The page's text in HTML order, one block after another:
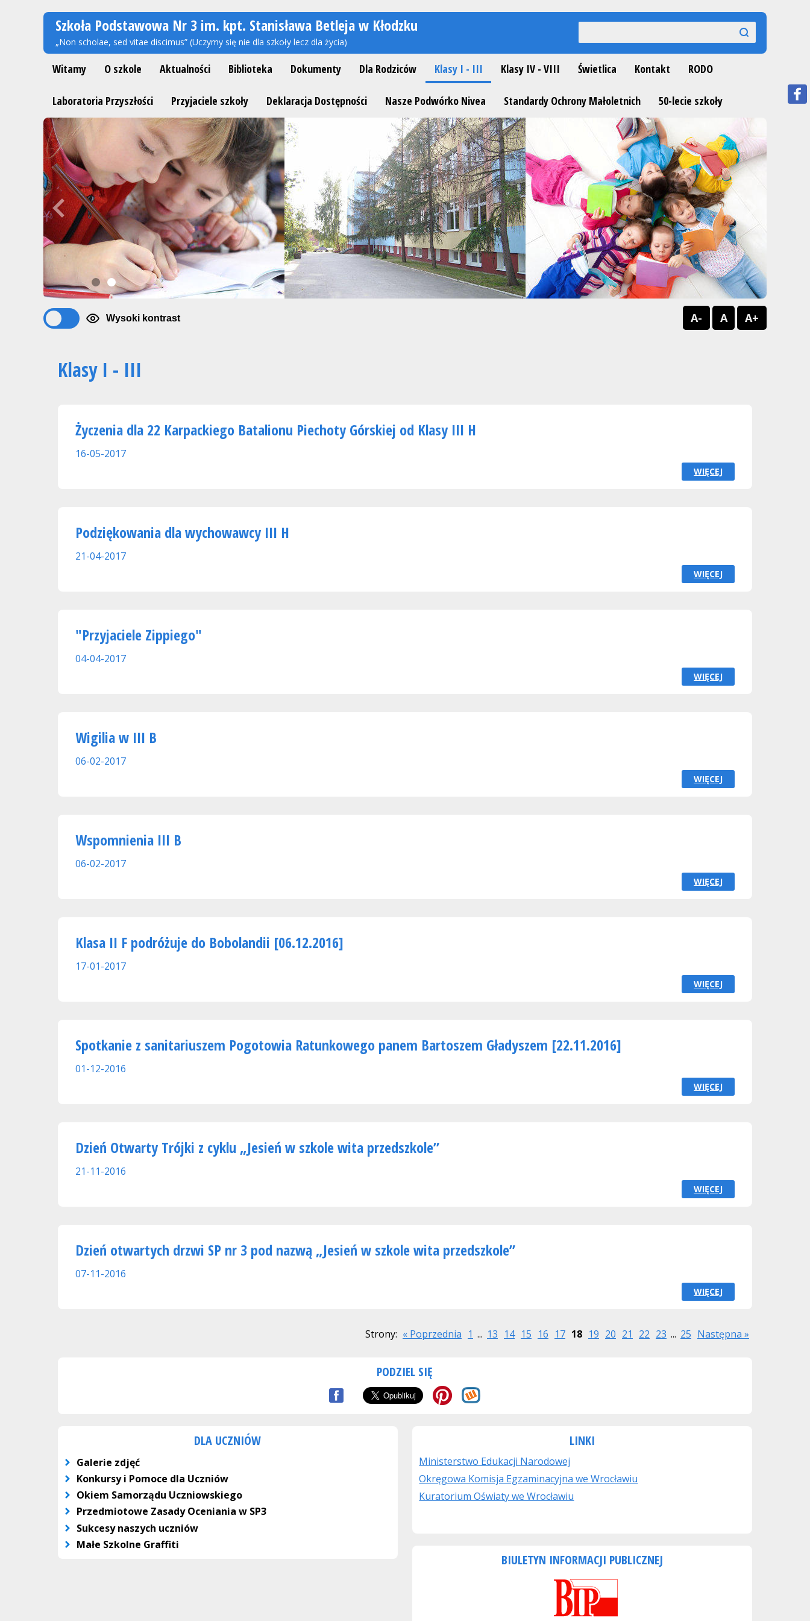
Szkoła Podstawowa Nr 3 im. kpt. Stanisława Betleja w Kłodzku
„Non scholae, sed vitae discimus” (Uczymy się nie dla szkoły lecz dla życia)
szukaj
Witamy O szkole Aktualności Biblioteka Dokumenty Dla Rodziców Klasy I - III Klasy IV - VIII Świetlica Kontakt RODO
Laboratoria Przyszłości Przyjaciele szkoły Deklaracja Dostępności Nasze Podwórko Nivea Standardy Ochrony Małoletnich 50-lecie szkoły
Previous Next
Wysoki kontrast A- A A+
Klasy I - III
Życzenia dla 22 Karpackiego Batalionu Piechoty Górskiej od Klasy III H
16-05-2017
WIĘCEJ
Podziękowania dla wychowawcy III H
21-04-2017
WIĘCEJ
"Przyjaciele Zippiego"
04-04-2017
WIĘCEJ
Wigilia w III B
06-02-2017
WIĘCEJ
Wspomnienia III B
06-02-2017
WIĘCEJ
Klasa II F podróżuje do Bobolandii [06.12.2016]
17-01-2017
WIĘCEJ
Spotkanie z sanitariuszem Pogotowia Ratunkowego panem Bartoszem Gładyszem [22.11.2016]
01-12-2016
WIĘCEJ
Dzień Otwarty Trójki z cyklu „Jesień w szkole wita przedszkole”
21-11-2016
WIĘCEJ
Dzień otwartych drzwi SP nr 3 pod nazwą „Jesień w szkole wita przedszkole”
07-11-2016
WIĘCEJ
Strony: « Poprzednia 1 ... 13 14 15 16 17 18 19 20 21 22 23 ... 25 Następna »
PODZIEL SIĘ
DLA UCZNIÓW
Galerie zdjęć
Konkursy i Pomoce dla Uczniów
Okiem Samorządu Uczniowskiego
Przedmiotowe Zasady Oceniania w SP3
Sukcesy naszych uczniów
Małe Szkolne Graffiti
LINKI
Ministerstwo Edukacji Narodowej
Okręgowa Komisja Egzaminacyjna we Wrocławiu
Kuratorium Oświaty we Wrocławiu
BIULETYN INFORMACJI PUBLICZNEJ